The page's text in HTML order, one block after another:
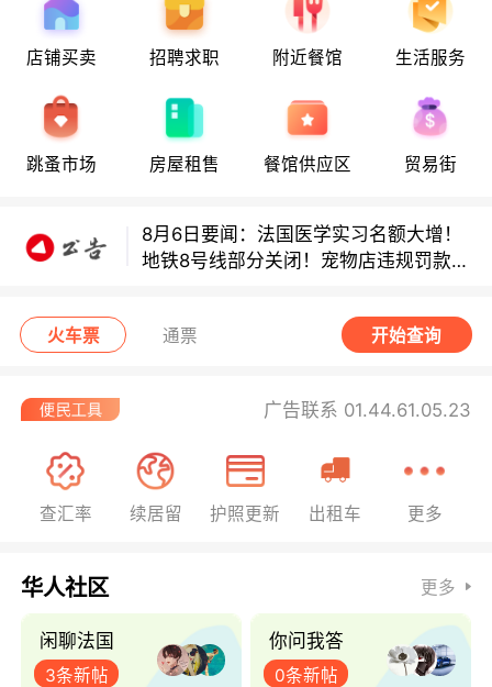
店铺买卖 招聘求职 附近餐馆 生活服务
跳蚤市场 房屋租售 餐馆供应区 贸易街
8月6日要闻：法国医学实习名额大增！
炉！
巴黎地铁音乐家海选启动！
地铁8号线部分关闭！宠物店违规罚款出
炉！
火车票 通票 开始查询
广告联系 01.44.61.05.23
查汇率 续居留 护照更新 出租车 更多
华人社区 更多
闲聊法国
3条新帖
你问我答
0条新帖